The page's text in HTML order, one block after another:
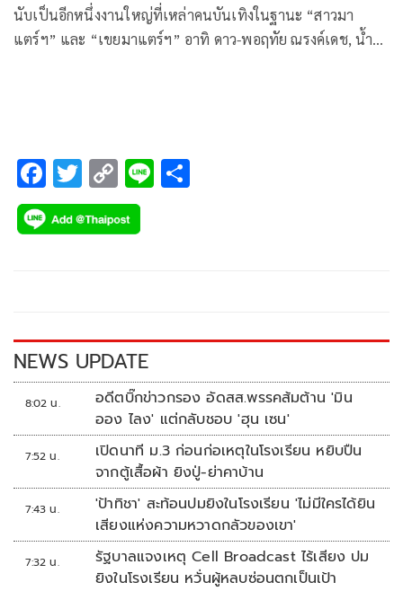
นับเป็นอีกหนึ่งงานใหญ่ที่เหล่าคนบันเทิงในฐานะ “สาวมา
แตร์ฯ” และ “เขยมาแตร์ฯ” อาทิ ดาว-พอฤทัย ณรงค์เดช, น้ำ
F
ac
e
k
T
wi
tt
C
o
p
k
Li
NEWS UPDATE
8:02 น.
อดีตบิ๊กข่าวกรอง อัดสส.พรรคส้มต้าน 'มิน
ออง ไลง' แต่กลับชอบ 'ฮุน เซน'
7:52 น.
เปิดนาที ม.3 ก่อนก่อเหตุในโรงเรียน หยิบปืน
จากตู้เสื้อผ้า ยิงปู่-ย่าคาบ้าน
7:43 น.
'ป้าทิชา' สะท้อนปมยิงในโรงเรียน 'ไม่มีใครได้ยิน
เสียงแห่งความหวาดกลัวของเขา'
7:32 น.
รัฐบาลแจงเหตุ Cell Broadcast ไร้เสียง ปม
ยิงในโรงเรียน หวั่นผู้หลบซ่อนตกเป็นเป้า